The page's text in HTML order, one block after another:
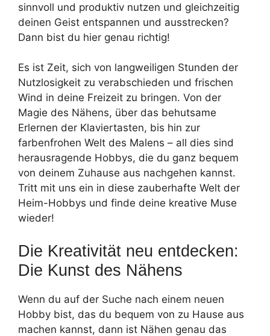
sinnvoll und produktiv nutzen und gleichzeitig
deinen Geist entspannen und ausstrecken?
Dann bist du hier genau richtig!
Es ist Zeit, sich von langweiligen Stunden der
Nutzlosigkeit zu verabschieden und frischen
Wind in deine Freizeit zu bringen. Von der
Magie des Nähens, über das behutsame
Erlernen der Klaviertasten, bis hin zur
farbenfrohen Welt des Malens – all dies sind
herausragende Hobbys, die du ganz bequem
von deinem Zuhause aus nachgehen kannst.
Tritt mit uns ein in diese zauberhafte Welt der
Heim-Hobbys und finde deine kreative Muse
wieder!
Die Kreativität neu entdecken:
Die Kunst des Nähens
Wenn du auf der Suche nach einem neuen
Hobby bist, das du bequem von zu Hause aus
machen kannst, dann ist Nähen genau das